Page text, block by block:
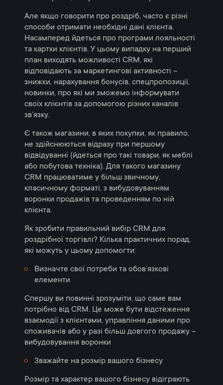
Але якщо говорити про роздріб, часто є різні
способи отримати необхідні дані клієнта.
Насамперед йдеться про програми лояльності
та картки клієнтів. У цьому випадку на перший
план виходять можливості CRM, які
відповідають за маркетингові активності –
знижки, нарахування бонусів, спецпропозиції,
новинки, про які ми зможемо інформувати
своїх клієнтів за допомогою різних каналів
зв’язку.
Є також магазини, в яких покупки, як правило,
не здійснюються відразу при першому
відвідуванні (йдеться про такі товари, як меблі
або побутова техніка). Для такого магазину
CRM працюватиме у більш звичному,
класичному форматі, з вибудовуванням
воронки продажів та проведенням по ній
клієнта.
Як зробити правильний вибір CRM для
роздрібної торгівлі? Кілька практичних порад,
які можуть у цьому допомогти:
Визначте свої потреби та обов’язкові
елементи
Спершу ви повинні зрозуміти, що саме вам
потрібно від CRM. Це може бути відстеження
взаємодії з клієнтами, управління даними про
споживачів або у разі більш довгого продажу –
вибудовування воронки
Зважайте на розмір вашого бізнесу
Розмір та характер вашого бізнесу відіграють